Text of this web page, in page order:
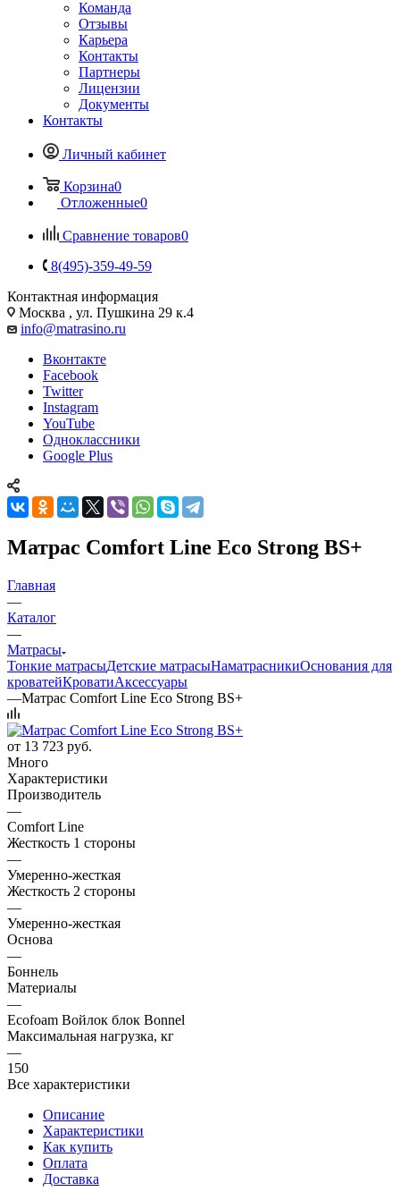
Команда
Отзывы
Карьера
Контакты
Партнеры
Лицензии
Документы
Контакты
Личный кабинет
Корзина0
Отложенные0
Сравнение товаров0
8(495)-359-49-59
Контактная информация
Москва , ул. Пушкина 29 к.4
info@matrasino.ru
Вконтакте
Facebook
Twitter
Instagram
YouTube
Одноклассники
Google Plus
Матрас Comfort Line Eco Strong BS+
Главная
—
Каталог
—
Матрасы
Тонкие матрасыДетские матрасыНаматрасникиОснования для
кроватейКроватиАксессуары
—Матрас Comfort Line Eco Strong BS+
от 13 723 руб.
Много
Характеристики
Производитель
—
Comfort Line
Жесткость 1 стороны
—
Умеренно-жесткая
Жесткость 2 стороны
—
Умеренно-жесткая
Основа
—
Боннель
Материалы
—
Ecofoam Войлок блок Bonnel
Максимальная нагрузка, кг
—
150
Все характеристики
Описание
Характеристики
Как купить
Оплата
Доставка